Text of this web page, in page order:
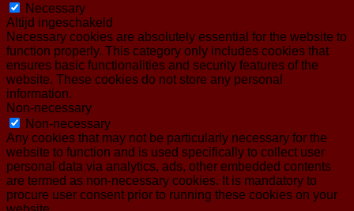
Necessary
Altijd ingeschakeld
Necessary cookies are absolutely essential for the website to
function properly. This category only includes cookies that
ensures basic functionalities and security features of the
website. These cookies do not store any personal
information.
Non-necessary
Non-necessary
Any cookies that may not be particularly necessary for the
website to function and is used specifically to collect user
personal data via analytics, ads, other embedded contents
are termed as non-necessary cookies. It is mandatory to
procure user consent prior to running these cookies on your